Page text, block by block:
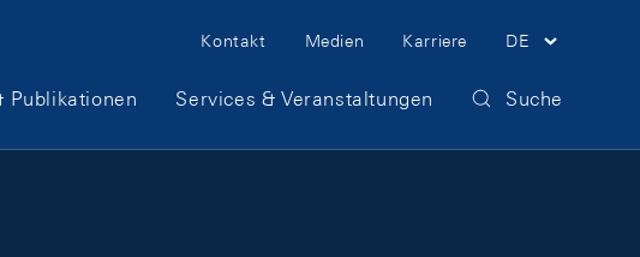
Meta Navigation
Kontakt Medien Karriere DE
Publikationen Services & Veranstaltungen Suche